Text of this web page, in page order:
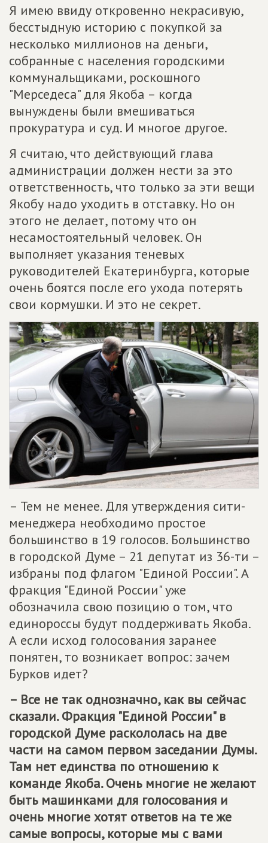
Я имею ввиду откровенно некрасивую,
бесстыдную историю с покупкой за
несколько миллионов на деньги,
собранные с населения городскими
коммунальщиками, роскошного
"Мерседеса" для Якоба – когда
вынуждены были вмешиваться
прокуратура и суд. И многое другое.
Я считаю, что действующий глава
администрации должен нести за это
ответственность, что только за эти вещи
Якобу надо уходить в отставку. Но он
этого не делает, потому что он
несамостоятельный человек. Он
выполняет указания теневых
руководителей Екатеринбурга, которые
очень боятся после его ухода потерять
свои кормушки. И это не секрет.
– Тем не менее. Для утверждения сити-
менеджера необходимо простое
большинство в 19 голосов. Большинство
в городской Думе – 21 депутат из 36-ти –
избраны под флагом "Единой России". А
фракция "Единой России" уже
обозначила свою позицию о том, что
единороссы будут поддерживать Якоба.
А если исход голосования заранее
понятен, то возникает вопрос: зачем
Бурков идет?
– Все не так однозначно, как вы сейчас
сказали. Фракция "Единой России" в
городской Думе раскололась на две
части на самом первом заседании Думы.
Там нет единства по отношению к
команде Якоба. Очень многие не желают
быть машинками для голосования и
очень многие хотят ответов на те же
самые вопросы, которые мы с вами